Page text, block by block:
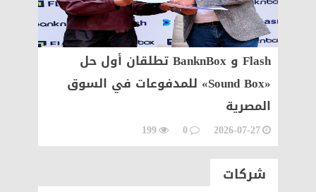
Flash و BanknBox تطلقان أول حل
«Sound Box» للمدفوعات في السوق
المصرية
2026-07-27
0
199
شركات